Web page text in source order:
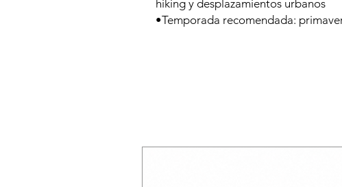
hiking y desplazamientos urbanos
•Temporada recomendada: